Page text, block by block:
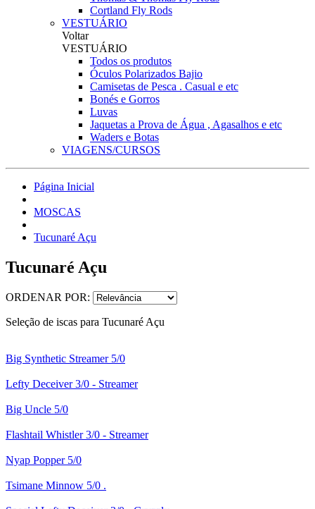
Cortland Fly Rods
VESTUÁRIO
Voltar
VESTUÁRIO
Todos os produtos
Óculos Polarizados Bajio
Camisetas de Pesca . Casual e etc
Bonés e Gorros
Luvas
Jaquetas a Prova de Água , Agasalhos e etc
Waders e Botas
VIAGENS/CURSOS
Página Inicial
MOSCAS
Tucunaré Açu
Tucunaré Açu
ORDENAR POR:
Seleção de iscas para Tucunaré Açu
Big Synthetic Streamer 5/0
Lefty Deceiver 3/0 - Streamer
Big Uncle 5/0
Flashtail Whistler 3/0 - Streamer
Nyap Popper 5/0
Tsimane Minnow 5/0 .